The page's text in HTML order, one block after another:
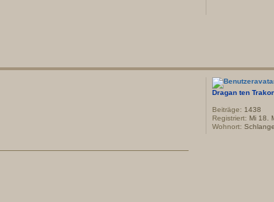
Dragan ten
Beiträge: 1438
Registriert: Mi 18.
Wohnort: